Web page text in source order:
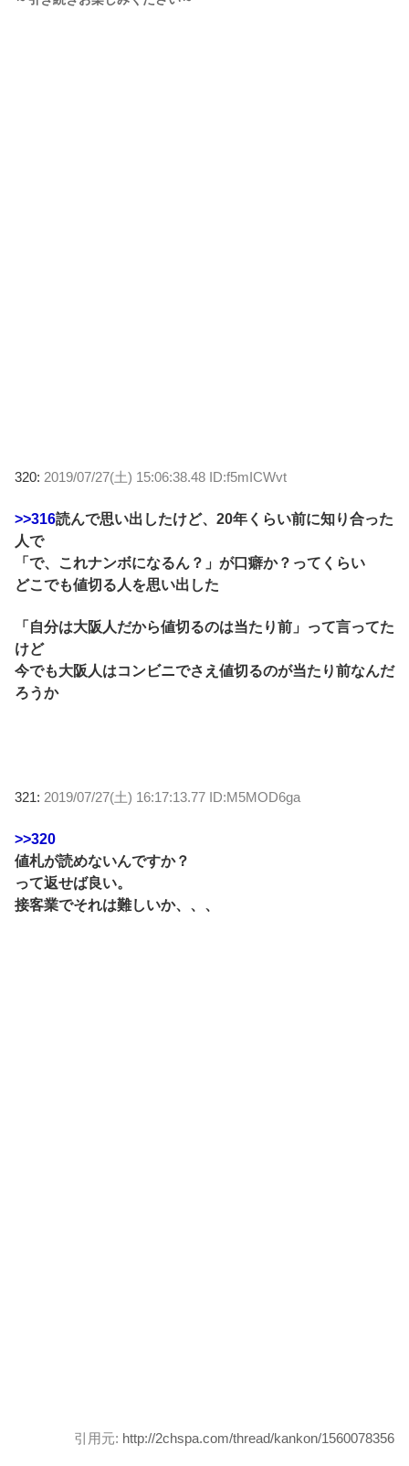
320: 2019/07/27(土) 15:06:38.48 ID:f5mICWvt
>>316読んで思い出したけど、20年くらい前に知り合った
人で
「で、これナンボになるん？」が口癖か？ってくらい
どこでも値切る人を思い出した
「自分は大阪人だから値切るのは当たり前」って言ってた
けど
今でも大阪人はコンビニでさえ値切るのが当たり前なんだ
ろうか
321: 2019/07/27(土) 16:17:13.77 ID:M5MOD6ga
>>320
値札が読めないんですか？
って返せば良い。
接客業でそれは難しいか、、、
引用元: http://2chspa.com/thread/kankon/1560078356